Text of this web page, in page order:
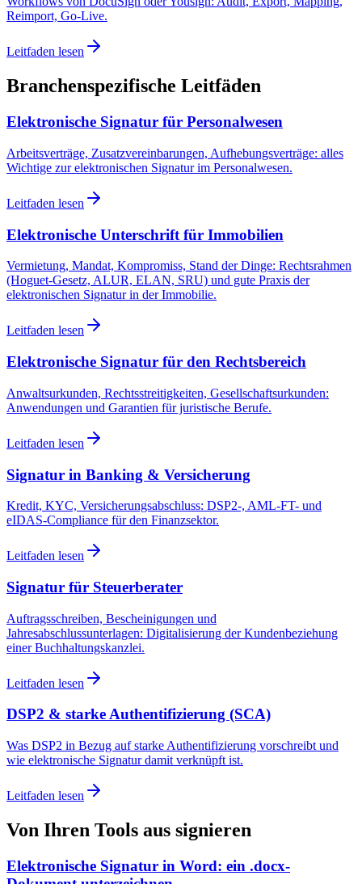
Reimport, Go-Live.
Leitfaden lesen
Branchenspezifische Leitfäden
Elektronische Signatur für Personalwesen
Arbeitsverträge, Zusatzvereinbarungen, Aufhebungsverträge: alles
Wichtige zur elektronischen Signatur im Personalwesen.
Leitfaden lesen
Elektronische Unterschrift für Immobilien
Vermietung, Mandat, Kompromiss, Stand der Dinge: Rechtsrahmen
(Hoguet-Gesetz, ALUR, ELAN, SRU) und gute Praxis der
elektronischen Signatur in der Immobilie.
Leitfaden lesen
Elektronische Signatur für den Rechtsbereich
Anwaltsurkunden, Rechtsstreitigkeiten, Gesellschaftsurkunden:
Anwendungen und Garantien für juristische Berufe.
Leitfaden lesen
Signatur in Banking & Versicherung
Kredit, KYC, Versicherungsabschluss: DSP2-, AML-FT- und
eIDAS-Compliance für den Finanzsektor.
Leitfaden lesen
Signatur für Steuerberater
Auftragsschreiben, Bescheinigungen und
Jahresabschlussunterlagen: Digitalisierung der Kundenbeziehung
einer Buchhaltungskanzlei.
Leitfaden lesen
DSP2 & starke Authentifizierung (SCA)
Was DSP2 in Bezug auf starke Authentifizierung vorschreibt und
wie elektronische Signatur damit verknüpft ist.
Leitfaden lesen
Von Ihren Tools aus signieren
Elektronische Signatur in Word: ein .docx-